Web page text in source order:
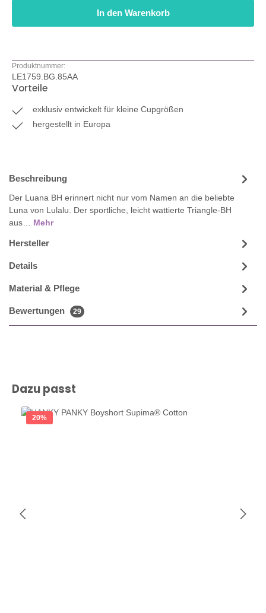
In den Warenkorb
Produktnummer:
LE1759.BG.85AA
Vorteile
exklusiv entwickelt für kleine Cupgrößen
hergestellt in Europa
Beschreibung
Der Luana BH erinnert nicht nur vom Namen an die beliebte
Luna von Lulalu. Der sportliche, leicht wattierte Triangle-BH
aus… Mehr
Hersteller
Details
Material & Pflege
Bewertungen 29
Produktgalerie überspringen
Dazu passt
20%